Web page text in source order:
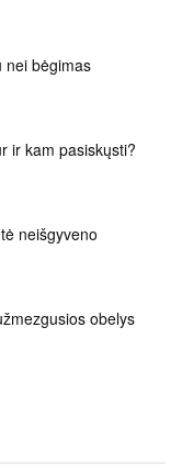
nei bėgimas
ir kam pasiskųsti?
neišgyveno
obelys